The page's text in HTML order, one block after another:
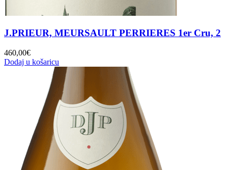
J.PRIEUR, MEURSAULT PERRIERES 1er Cru, 2
460,00€
Dodaj u košaricu